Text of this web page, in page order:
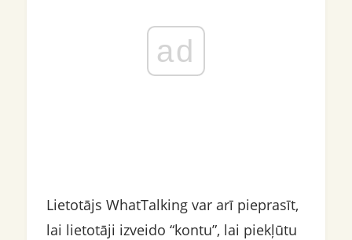
ad
Lietotājs WhatTalking var arī pieprasīt,
lai lietotāji izveido “kontu”, lai piekļūtu